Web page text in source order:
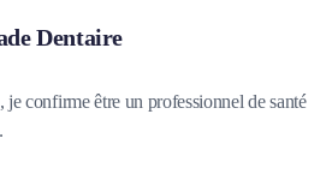
Dentaire
confirme être un professionnel de santé